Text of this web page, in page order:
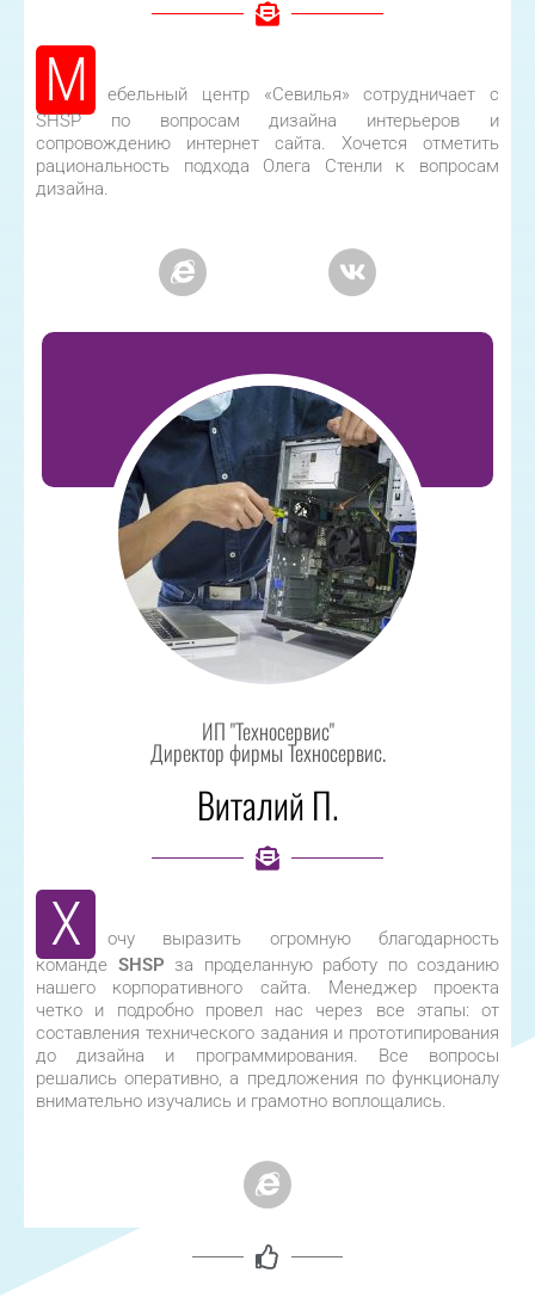
М
ебельный центр «Севилья» сотрудничает с
SHSP по вопросам дизайна интерьеров и
сопровождению интернет сайта. Хочется отметить
рациональность подхода Олега Стенли к вопросам
дизайна.
ИП "Техносервис"
Директор фирмы Техносервис.
Виталий П.
Х
очу выразить огромную благодарность
команде SHSP за проделанную работу по созданию
нашего корпоративного сайта. Менеджер проекта
четко и подробно провел нас через все этапы: от
составления технического задания и прототипирования
до дизайна и программирования. Все вопросы
решались оперативно, а предложения по функционалу
внимательно изучались и грамотно воплощались.